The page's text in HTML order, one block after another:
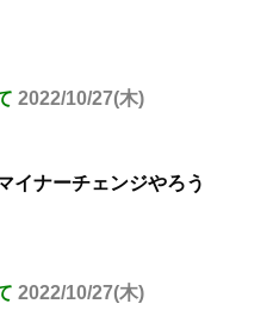
2022/10/27(木)
イナーチェンジやろう
2022/10/27(木)